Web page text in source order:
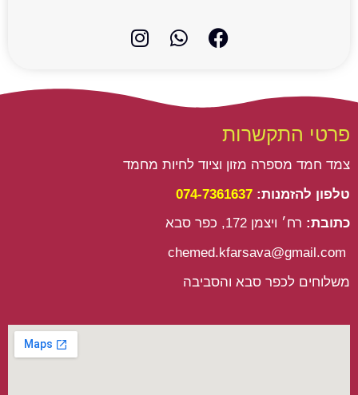
F
a
b
k
W
h
s
p
I
n
a
a
פרטי התקשרות
צמד חמד מספרה מזון וציוד לחיות מחמד
טלפון להזמנות: 074-7361637
כתובת: רח׳ ויצמן 172, כפר סבא
משלוחים לכפר סבא והסביבה